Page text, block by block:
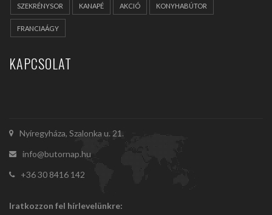
SZEKRÉNYSOR KANAPÉ AKCIÓ KONYHABÚTOR
FRANCIAÁGY
KAPCSOLAT
Nyíregyháza, Szalonka u. 21.
info@butornap.hu
+36 30 8416 142
Iratkozzon fel hírlevelünkre: